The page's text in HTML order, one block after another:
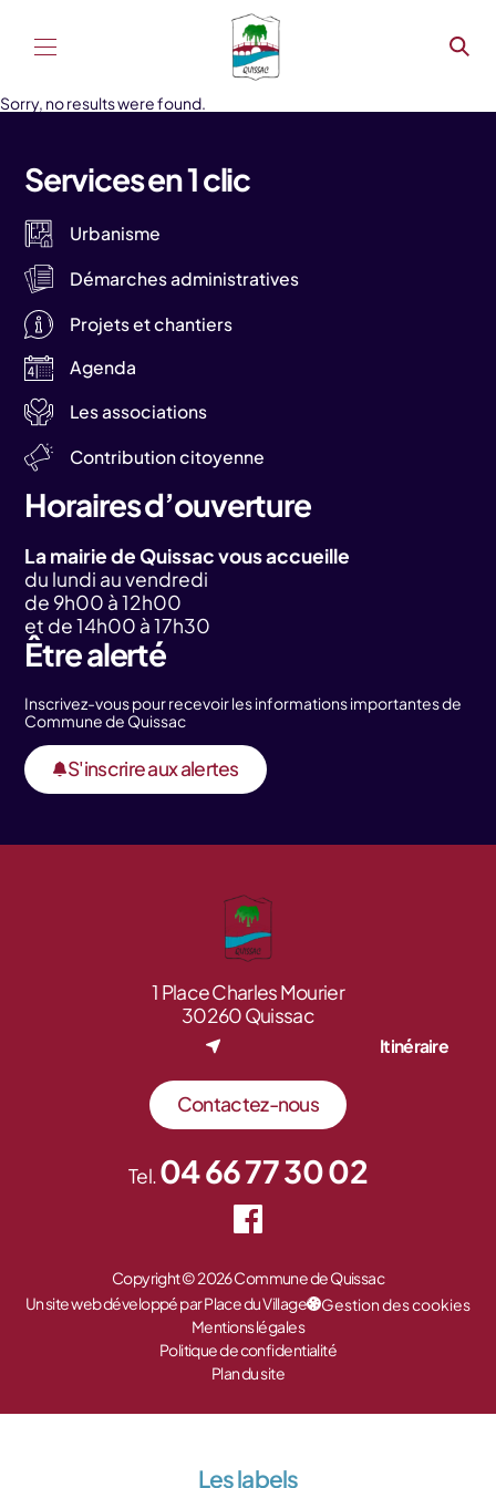
Sorry, no results were found.
Services en 1 clic
Urbanisme
Démarches administratives
Projets et chantiers
Agenda
Les associations
Contribution citoyenne
Horaires d’ouverture
La mairie de Quissac vous accueille
du lundi au vendredi
de 9h00 à 12h00
et de 14h00 à 17h30
Être alerté
Inscrivez-vous pour recevoir les informations importantes de
Commune de Quissac
S'inscrire aux alertes
1 Place Charles Mourier
30260 Quissac
Itinéraire
Contactez-nous
Tel.04 66 77 30 02
Copyright © 2026 Commune de Quissac
Un site web développé par Place du Village
Gestion des cookies
Mentions légales
Politique de confidentialité
Plan du site
Les labels